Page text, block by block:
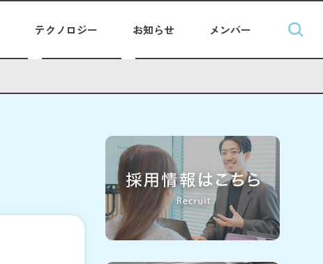
テクノロジー お知らせ メンバー